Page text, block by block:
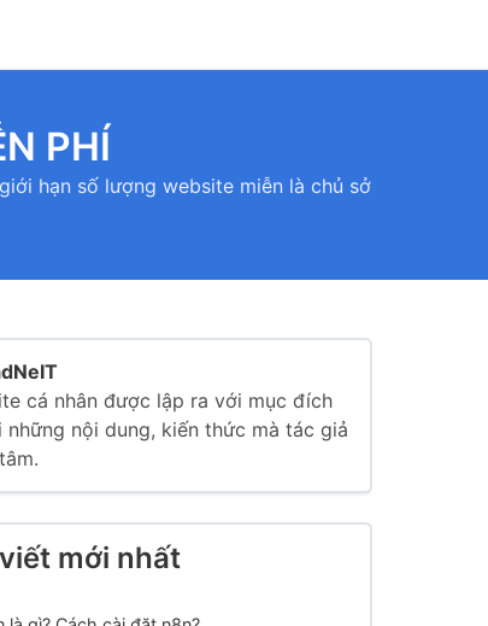
PHÍ
hạn số lượng website miễn là chủ sở
cá nhân được lập ra với mục đích
những nội dung, kiến thức mà tác giả
mới nhất